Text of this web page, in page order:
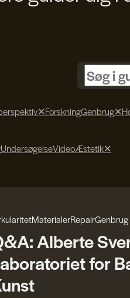
✕ForskningGenbrug✕
UndersøgelseVideoÆstetik✕
MaterialerRepairGenbrug
Alberte
for